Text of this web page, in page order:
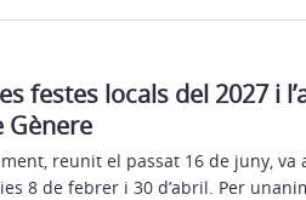
festes locals del 2027 i
Gènere
reunit el passat 16 de juny,
8 de febrer i 30 d’abril. Per